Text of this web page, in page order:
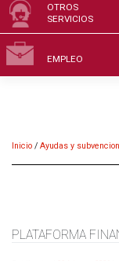
OTROS
SERVICIOS
EMPLEO
Inicio / Ayudas y
PLATAFORMA